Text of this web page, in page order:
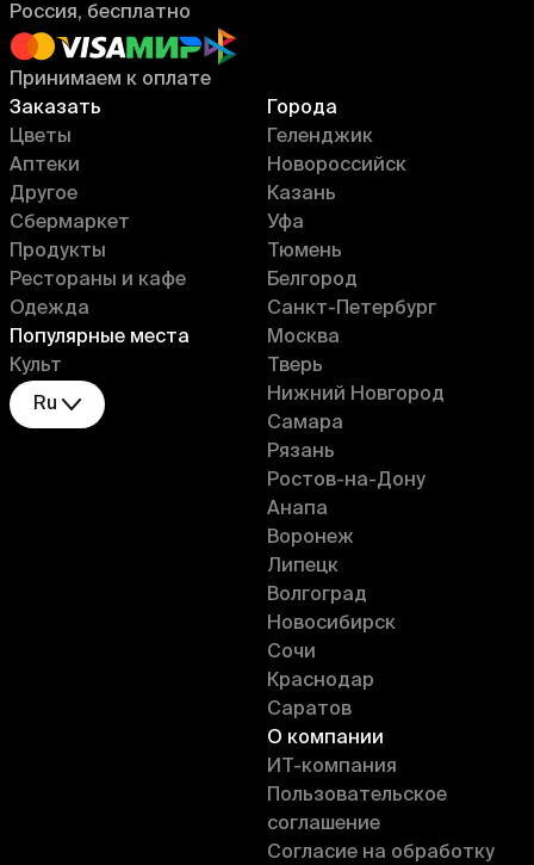
Заказать
Цветы
Аптеки
Другое
Сбермаркет
Продукты
Рестораны и кафе
Одежда
Популярные места
Культ
Ru
Города
Геленджик
Новороссийск
Казань
Уфа
Тюмень
Белгород
Санкт-Петербург
Москва
Тверь
Нижний Новгород
Самара
Рязань
Ростов-на-Дону
Анапа
Воронеж
Липецк
Волгоград
Новосибирск
Сочи
Краснодар
Саратов
О компании
ИT-компания
Пользовательское
соглашение
Согласие на обработку
Россия, бесплатно
Принимаем к оплате